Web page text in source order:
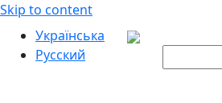
Skip to content
Українська
Русский